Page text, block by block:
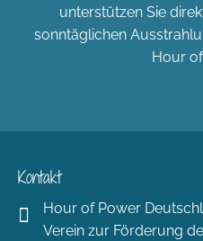
unterstützen Sie
sonntäglichen
Hour
Kontakt
Hour of Power
Verein zur Förderung